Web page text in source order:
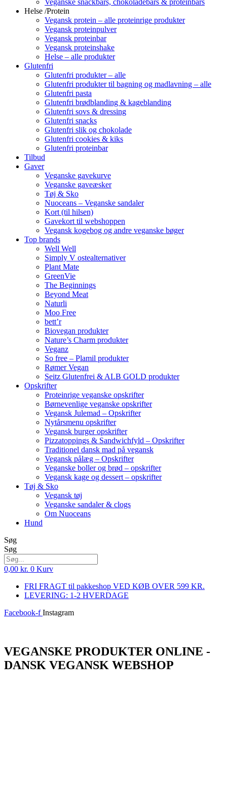
Helse /Protein
Vegansk protein – alle proteinrige produkter
Vegansk proteinpulver
Vegansk proteinbar
Vegansk proteinshake
Helse – alle produkter
Glutenfri
Glutenfri produkter – alle
Glutenfri produkter til bagning og madlavning – alle
Glutenfri pasta
Glutenfri brødblanding & kageblanding
Glutenfri sovs & dressing
Glutenfri snacks
Glutenfri slik og chokolade
Glutenfri cookies & kiks
Glutenfri proteinbar
Tilbud
Gaver
Veganske gavekurve
Veganske gaveæsker
Tøj & Sko
Nuoceans – Veganske sandaler
Kort (til hilsen)
Gavekort til webshoppen
Vegansk kogebog og andre veganske bøger
Top brands
Well Well
Simply V ostealternativer
Plant Mate
GreenVie
The Beginnings
Beyond Meat
Naturli
Moo Free
bett’r
Biovegan produkter
Nature’s Charm produkter
Veganz
So free – Plamil produkter
Rømer Vegan
Seitz Glutenfrei & ALB GOLD produkter
Opskrifter
Proteinrige veganske opskrifter
Børnevenlige veganske opskrifter
Vegansk Julemad – Opskrifter
Nytårsmenu opskrifter
Vegansk burger opskrifter
Pizzatoppings & Sandwichfyld – Opskrifter
Traditionel dansk mad på vegansk
Vegansk pålæg – Opskrifter
Veganske boller og brød – opskrifter
Vegansk kage og dessert – opskrifter
Tøj & Sko
Vegansk tøj
Veganske sandaler & clogs
Om Nuoceans
Hund
Søg
Søg
0,00 kr. 0 Kurv
FRI FRAGT til pakkeshop VED KØB OVER 599 KR.
LEVERING: 1-2 HVERDAGE
Facebook-f Instagram
VEGANSKE PRODUKTER ONLINE -
DANSK VEGANSK WEBSHOP